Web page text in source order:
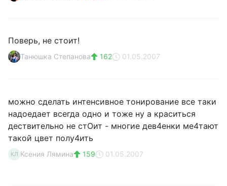
Поверь, не стоит!
Танюшка Степанова 162 01.05.2007
можно сделать интенсивное тонирование все таки
надоедает всегда одно и тоже ну а краситься
дествительно не стОит - многие дев4енки ме4тают
такой цвет полу4ить
КЛ Ксения Лямина 159 01.05.2007